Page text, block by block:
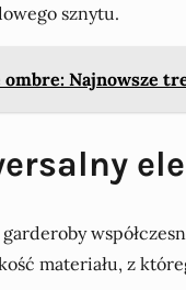
sznytu.
Najnowsze
materiału, z